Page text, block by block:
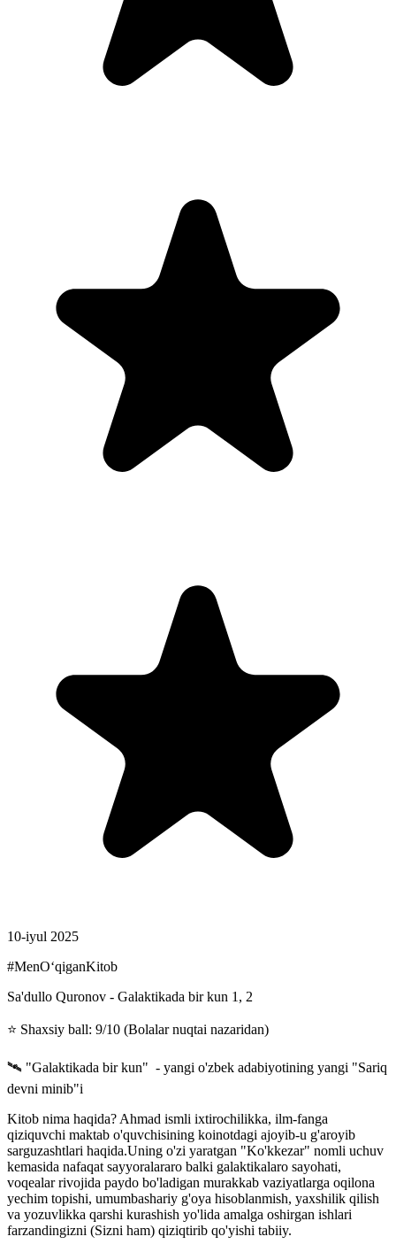
10-iyul 2025
#MenOʻqiganKitob
Sa'dullo Quronov - Galaktikada bir kun 1, 2
⭐️ Shaxsiy ball: 9/10 (Bolalar nuqtai nazaridan)
🛰 "Galaktikada bir kun" - yangi o'zbek adabiyotining yangi "Sariq
devni minib"i
Kitob nima haqida? Ahmad ismli ixtirochilikka, ilm-fanga
qiziquvchi maktab o'quvchisining koinotdagi ajoyib-u g'aroyib
sarguzashtlari haqida.Uning o'zi yaratgan "Ko'kkezar" nomli uchuv
kemasida nafaqat sayyoralararo balki galaktikalaro sayohati,
voqealar rivojida paydo bo'ladigan murakkab vaziyatlarga oqilona
yechim topishi, umumbashariy g'oya hisoblanmish, yaxshilik qilish
va yozuvlikka qarshi kurashish yo'lida amalga oshirgan ishlari
farzandingizni (Sizni ham) qiziqtirib qo'yishi tabiiy.